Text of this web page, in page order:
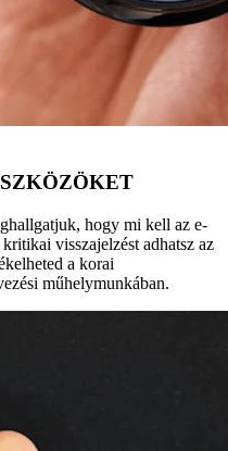
hogy mi kell az e-
visszajelzést adhatsz az
a korai
műhelymunkában.